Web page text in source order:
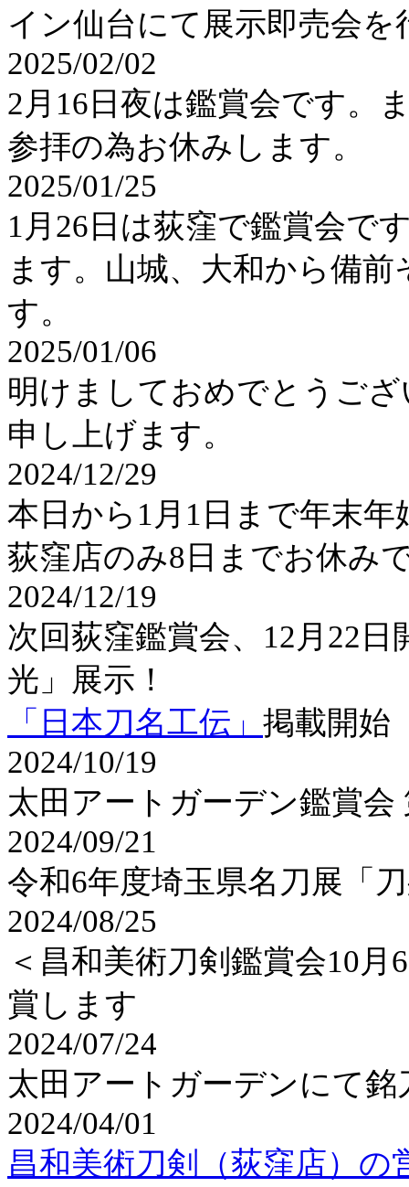
イン仙台にて展示即売会を
2025/02/02
2月16日夜は鑑賞会です。
参拝の為お休みします。
2025/01/25
1月26日は荻窪で鑑賞会で
ます。山城、大和から備
す。
2025/01/06
明けましておめでとうご
申し上げます。
2024/12/29
本日から1月1日まで年末
荻窪店のみ8日までお休み
2024/12/19
次回荻窪鑑賞会、12月22
光」展示！
「日本刀名工伝」 掲載開始
2024/10/19
太田アートガーデン鑑賞会
2024/09/21
令和6年度埼玉県名刀展「
2024/08/25
＜昌和美術刀剣鑑賞会10
賞します
2024/07/24
太田アートガーデンにて
2024/04/01
昌和美術刀剣（荻窪店） の